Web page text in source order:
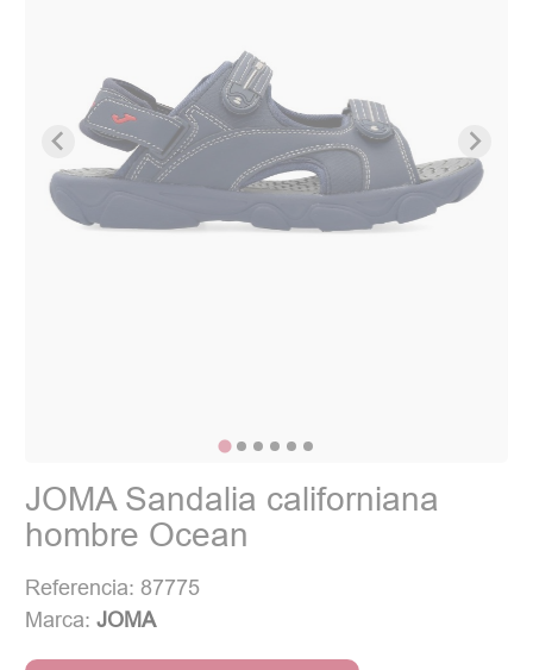
JOMA Sandalia californiana
hombre Ocean
Referencia: 87775
Marca:JOMA